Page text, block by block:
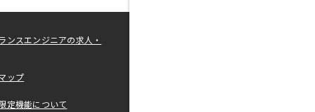
ンスエンジニアの求人・
ップ
定機能について